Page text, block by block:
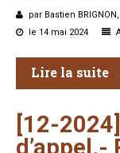
par Bastien
le 14 mai 2024
Lire la suite
[12-
d’appel.-